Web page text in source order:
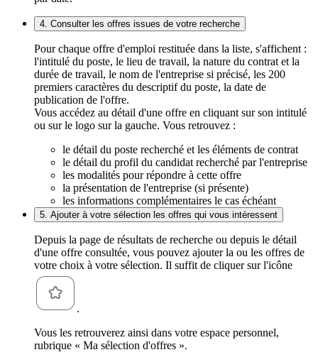
4. Consulter les offres issues de votre recherche
Pour chaque offre d'emploi restituée dans la liste, s'affichent :
l'intitulé du poste, le lieu de travail, la nature du contrat et la
durée de travail, le nom de l'entreprise si précisé, les 200
premiers caractères du descriptif du poste, la date de
publication de l'offre.
Vous accédez au détail d'une offre en cliquant sur son intitulé
ou sur le logo sur la gauche. Vous retrouvez :
le détail du poste recherché et les éléments de contrat
le détail du profil du candidat recherché par l'entreprise
les modalités pour répondre à cette offre
la présentation de l'entreprise (si présente)
les informations complémentaires le cas échéant
5. Ajouter à votre sélection les offres qui vous intéressent
Depuis la page de résultats de recherche ou depuis le détail
d'une offre consultée, vous pouvez ajouter la ou les offres de
votre choix à votre sélection. Il suffit de cliquer sur l'icône
.
Vous les retrouverez ainsi dans votre espace personnel,
rubrique « Ma sélection d'offres ».